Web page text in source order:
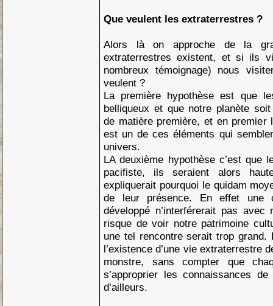
Que veulent les extraterrestres ?
Alors là on approche de la
extraterrestres existent, et si ils
nombreux témoignage) nous
veulent ?
La première hypothèse est que
belliqueux et que notre planète
de matière première, et en premier
est un de ces éléments qui
univers.
LA deuxième hypothèse c’est que
pacifiste, ils seraient alors
expliquerait pourquoi le quidam
de leur présence. En effet une
développé n’interférerait pas avec
risque de voir notre patrimoine
une tel rencontre serait trop grand.
l’existence d’une vie extraterrestre
monstre, sans compter que
s’approprier les connaissances
d’ailleurs.